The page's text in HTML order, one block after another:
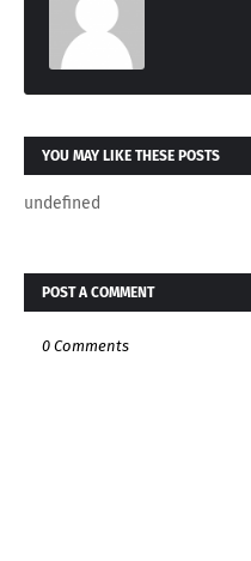
YOU MAY LIKE THESE POSTS
undefined
POST A COMMENT
0 Comments